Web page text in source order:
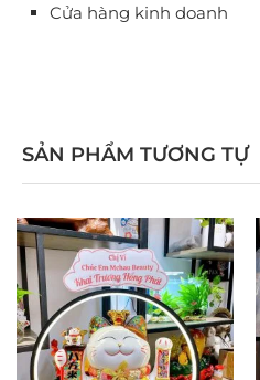
Cửa hàng kinh doanh
SẢN PHẨM TƯƠNG TỰ